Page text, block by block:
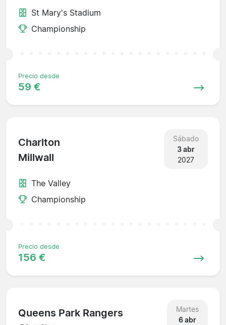
St Mary's Stadium
Championship
Precio desde
59 €
Charlton
Millwall
Sábado
3 abr
2027
The Valley
Championship
Precio desde
156 €
Queens Park Rangers
Martes
6 abr